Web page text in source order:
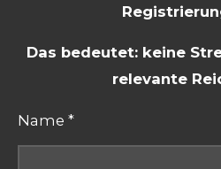
Das bedeutet: keine
relevante
Name *